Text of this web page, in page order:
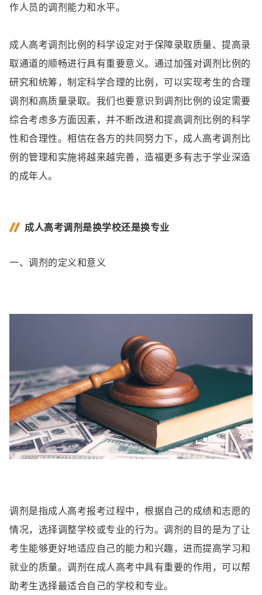
作人员的调剂能力和水平。
成人高考调剂比例的科学设定对于保障录取质量、提高录
取通道的顺畅进行具有重要意义。通过加强对调剂比例的
研究和统筹，制定科学合理的比例，可以实现考生的合理
调剂和高质量录取。我们也要意识到调剂比例的设定需要
综合考虑多方面因素，并不断改进和提高调剂比例的科学
性和合理性。相信在各方的共同努力下，成人高考调剂比
例的管理和实施将越来越完善，造福更多有志于学业深造
的成年人。
成人高考调剂是换学校还是换专业
一、调剂的定义和意义
调剂是指成人高考报考过程中，根据自己的成绩和志愿的
情况，选择调整学校或专业的行为。调剂的目的是为了让
考生能够更好地适应自己的能力和兴趣，进而提高学习和
就业的质量。调剂在成人高考中具有重要的作用，可以帮
助考生选择最适合自己的学校和专业。